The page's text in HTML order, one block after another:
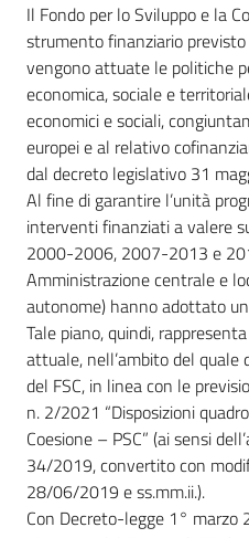
Il Fondo per lo Sviluppo e la
strumento finanziario
vengono attuate le politiche
economica, sociale e
economici e sociali,
europei e al relativo
dal decreto legislativo 31
Al fine di garantire l’unità
interventi finanziati a valere
2000-2006, 2007-2013 e
Amministrazione centrale e
autonome) hanno adottato
Tale piano, quindi,
attuale, nell’ambito del
del FSC, in linea con le
n. 2/2021 “Disposizioni
Coesione – PSC” (ai sensi
34/2019, convertito con
28/06/2019 e ss.mm.ii.).
Con Decreto-legge 1°